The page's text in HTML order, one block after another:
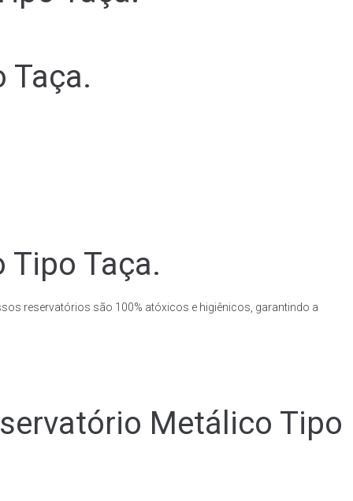
Taça.
Tipo Taça.
reservatórios são 100% atóxicos e higiênicos, garantindo a
Metálico Tipo